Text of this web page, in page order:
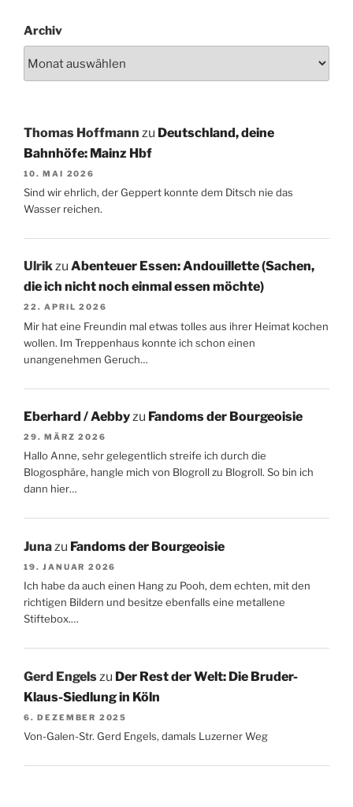
Archiv
Thomas Hoffmann zu Deutschland, deine
Bahnhöfe: Mainz Hbf
10. MAI 2026
Sind wir ehrlich, der Geppert konnte dem Ditsch nie das
Wasser reichen.
Ulrikzu Abenteuer Essen: Andouillette (Sachen,
die ich nicht noch einmal essen möchte)
22. APRIL 2026
Mir hat eine Freundin mal etwas tolles aus ihrer Heimat kochen
wollen. Im Treppenhaus konnte ich schon einen
unangenehmen Geruch…
Eberhard / Aebbyzu Fandoms der Bourgeoisie
29. MÄRZ 2026
Hallo Anne, sehr gelegentlich streife ich durch die
Blogosphäre, hangle mich von Blogroll zu Blogroll. So bin ich
dann hier…
Junazu Fandoms der Bourgeoisie
19. JANUAR 2026
Ich habe da auch einen Hang zu Pooh, dem echten, mit den
richtigen Bildern und besitze ebenfalls eine metallene
Stiftebox.…
Gerd Engels zu Der Rest der Welt: Die Bruder-
Klaus-Siedlung in Köln
6. DEZEMBER 2025
Von-Galen-Str. Gerd Engels, damals Luzerner Weg